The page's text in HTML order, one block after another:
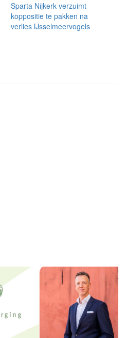
Sparta Nijkerk verzuimt
koppositie te pakken na
verlies IJsselmeervogels